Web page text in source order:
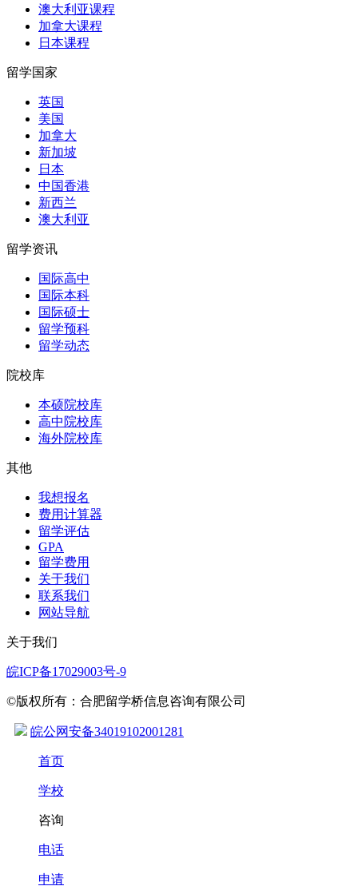
澳大利亚课程
加拿大课程
日本课程
留学国家
英国
美国
加拿大
新加坡
日本
中国香港
新西兰
澳大利亚
留学资讯
国际高中
国际本科
国际硕士
留学预科
留学动态
院校库
本硕院校库
高中院校库
海外院校库
其他
我想报名
费用计算器
留学评估
GPA
留学费用
关于我们
联系我们
网站导航
关于我们
皖ICP备17029003号-9
©版权所有：合肥留学桥信息咨询有限公司
皖公网安备34019102001281
首页
学校
咨询
电话
申请